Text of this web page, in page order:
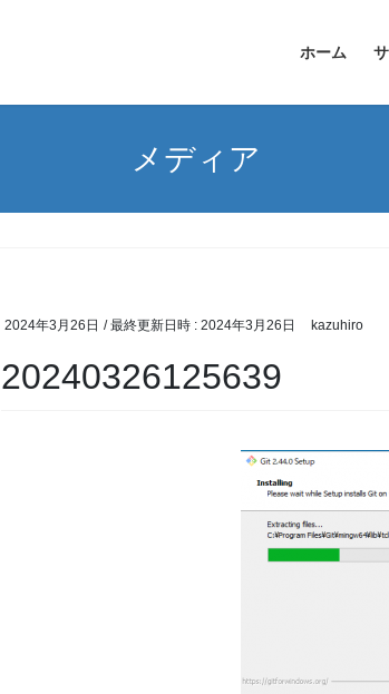
ホーム
メディア
2024年3月26日 / 最終更新日時 : 2024年3月26日 kazuhiro
20240326125639